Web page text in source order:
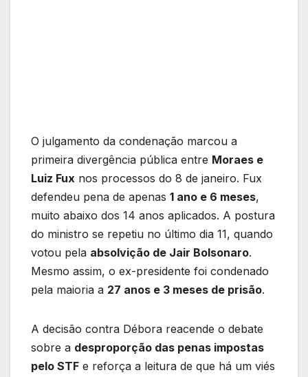
O julgamento da condenação marcou a
primeira divergência pública entre Moraes e
Luiz Fux nos processos do 8 de janeiro. Fux
defendeu pena de apenas 1 ano e 6 meses,
muito abaixo dos 14 anos aplicados. A postura
do ministro se repetiu no último dia 11, quando
votou pela absolvição de Jair Bolsonaro.
Mesmo assim, o ex-presidente foi condenado
pela maioria a 27 anos e 3 meses de prisão.
A decisão contra Débora reacende o debate
sobre a desproporção das penas impostas
pelo STF e reforça a leitura de que há um viés